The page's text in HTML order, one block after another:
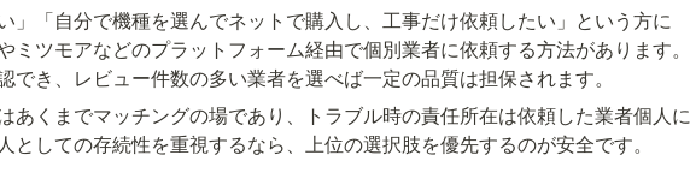
」「自分で機種を選んでネットで購入し、工事だけ依頼したい」という方に
ミツモアなどのプラットフォーム経由で個別業者に依頼する方法があります。
でき、レビュー件数の多い業者を選べば一定の品質は担保されます。
あくまでマッチングの場であり、トラブル時の責任所在は依頼した業者個人に
としての存続性を重視するなら、上位の選択肢を優先するのが安全です。